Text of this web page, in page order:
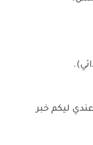
عندي ليكم خبر